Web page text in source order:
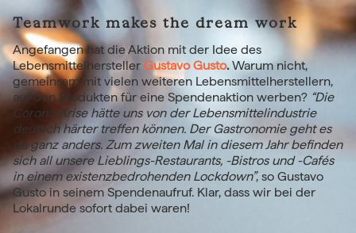
Teamwork makes the dream work
Angefangen hat die Aktion mit der Idee des
Lebensmittelhersteller Gustavo Gusto.Warum nicht,
gemeinsam mit vielen weiteren Lebensmittelherstellern,
auf den Produkten für eine Spendenaktion werben? “Die
Corona-Krise hätte uns von der Lebensmittelindustrie
deutlich härter treffen können. Der Gastronomie geht es
da ganz anders. Zum zweiten Mal in diesem Jahr befinden
sich all unsere Lieblings-Restaurants, -Bistros und -Cafés
in einem existenzbedrohenden Lockdown”, so Gustavo
Gusto in seinem Spendenaufruf. Klar, dass wir bei der
Lokalrunde sofort dabei waren!